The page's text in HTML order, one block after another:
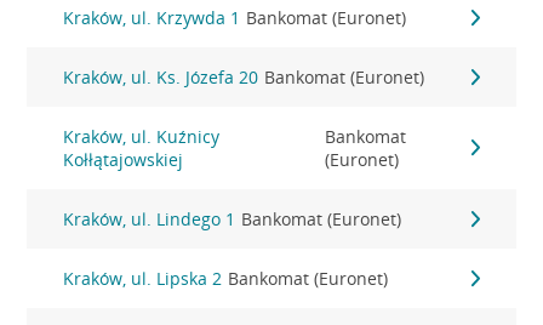
Kraków, ul. Krzywda 1 Bankomat (Euronet)
Kraków, ul. Ks. Józefa 20 Bankomat (Euronet)
Kraków, ul. Kuźnicy
Kołłątajowskiej
Bankomat
(Euronet)
Kraków, ul. Lindego 1 Bankomat (Euronet)
Kraków, ul. Lipska 2 Bankomat (Euronet)